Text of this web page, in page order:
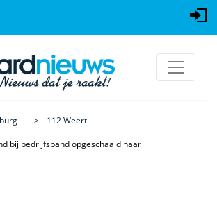
112 Weert
bij bedrijfspand opgeschaald naar